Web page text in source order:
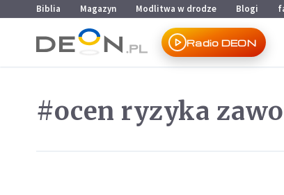
Przejdź do menu głównego
Przejdź do treści
Biblia Magazyn Modlitwa w drodze Blogi
Radio DEON
#ocen ryzyka